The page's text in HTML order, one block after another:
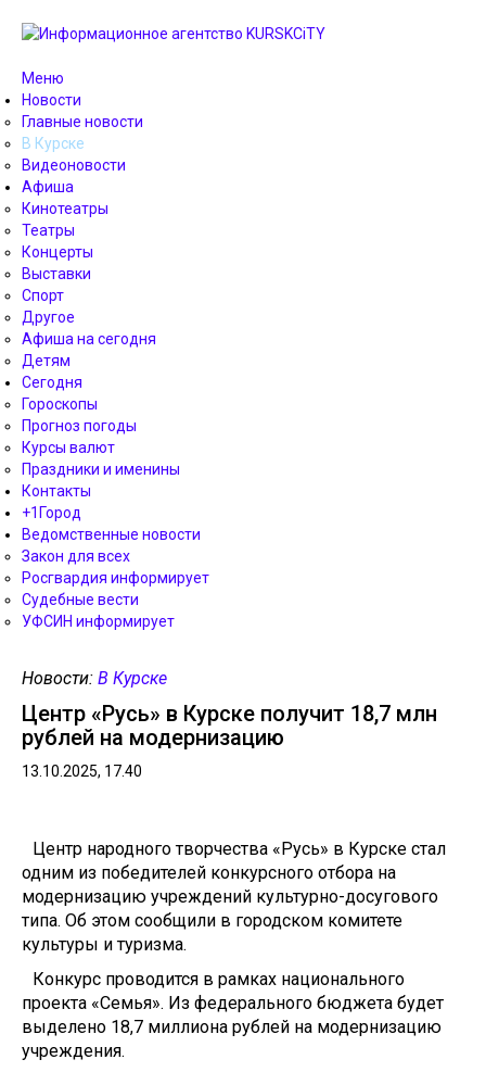
Меню
Новости
Главные новости
В Курске
Видеоновости
Афиша
Кинотеатры
Театры
Концерты
Выставки
Спорт
Другое
Афиша на сегодня
Детям
Сегодня
Гороскопы
Прогноз погоды
Курсы валют
Праздники и именины
Контакты
+1Город
Ведомственные новости
Закон для всех
Росгвардия информирует
Судебные вести
УФСИН информирует
Новости: В Курске
Центр «Русь» в Курске получит 18,7 млн
рублей на модернизацию
13.10.2025, 17.40
Центр народного творчества «Русь» в Курске стал
одним из победителей конкурсного отбора на
модернизацию учреждений культурно-досугового
типа. Об этом сообщили в городском комитете
культуры и туризма.
Конкурс проводится в рамках национального
проекта «Семья». Из федерального бюджета будет
выделено 18,7 миллиона рублей на модернизацию
учреждения.